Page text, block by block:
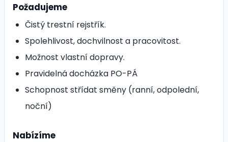
Požadujeme
Čistý trestní rejstřík.
Spolehlivost, dochvilnost a pracovitost.
Možnost vlastní dopravy.
Pravidelná docházka PO-PÁ
Schopnost střídat směny (ranní, odpolední,
noční)
Nabízíme